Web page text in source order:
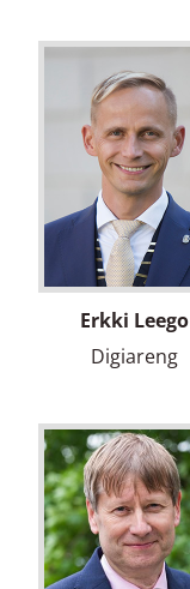
Erkki Leego
Digiareng